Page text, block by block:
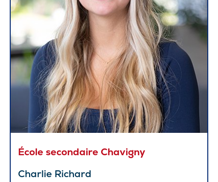
École secondaire Chavigny
Charlie Richard